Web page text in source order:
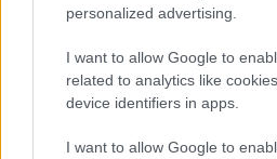
personalized advertising.
I want to allow Google to
related to analytics like
device identifiers in apps.
I want to allow Google to